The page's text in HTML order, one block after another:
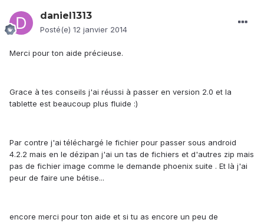
daniel1313
Posté(e) 12 janvier 2014
Merci pour ton aide précieuse.
Grace à tes conseils j'ai réussi à passer en version 2.0 et la
tablette est beaucoup plus fluide :)
Par contre j'ai téléchargé le fichier pour passer sous android
4.2.2 mais en le dézipan j'ai un tas de fichiers et d'autres zip mais
pas de fichier image comme le demande phoenix suite . Et là j'ai
peur de faire une bétise...
encore merci pour ton aide et si tu as encore un peu de